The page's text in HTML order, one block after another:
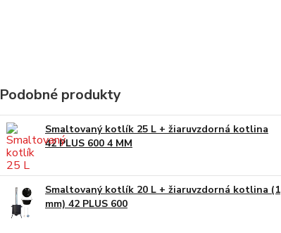
Podobné produkty
Smaltovaný kotlík 25 L + žiaruvzdorná kotlina
42 PLUS 600 4 MM
Smaltovaný kotlík 20 L + žiaruvzdorná kotlina (1
mm) 42 PLUS 600